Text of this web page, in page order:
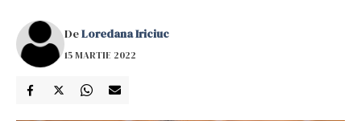
DeLoredana Iriciuc
15 MARTIE 2022